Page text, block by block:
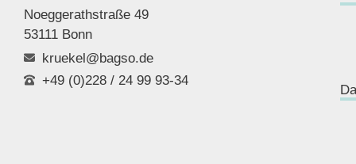
Noeggerathstraße 49
53111 Bonn
kruekel@bagso.de
+49 (0)228 / 24 99 93-34